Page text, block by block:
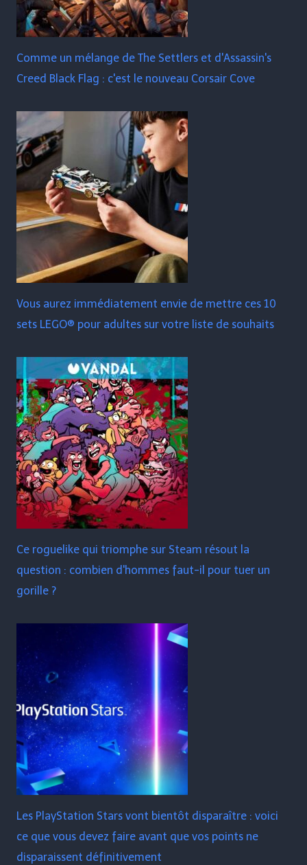
Comme un mélange de The Settlers et d'Assassin's
Creed Black Flag : c'est le nouveau Corsair Cove
Vous aurez immédiatement envie de mettre ces 10
sets LEGO® pour adultes sur votre liste de souhaits
Ce roguelike qui triomphe sur Steam résout la
question : combien d'hommes faut-il pour tuer un
gorille ?
Les PlayStation Stars vont bientôt disparaître : voici
ce que vous devez faire avant que vos points ne
disparaissent définitivement